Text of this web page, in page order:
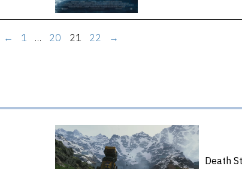
← 1 … 20 21 22 →
Death